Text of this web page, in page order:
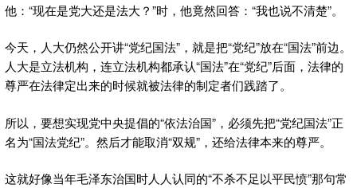
他：“现在是党大还是法大？”时，他竟然回答：“我也说不清楚”。
今天，人大仍然公开讲“党纪国法”，就是把“党纪”放在“国法”前边。
人大是立法机构，连立法机构都承认“国法”在“党纪”后面，法律的
尊严在法律定出来的时候就被法律的制定者们践踏了。
所以，要想实现党中央提倡的“依法治国”，必须先把“党纪国法”正
名为“国法党纪”。然后才能取消“双规”，还给法律本来的尊严。
这就好像当年毛泽东治国时人人认同的“不杀不足以平民愤”那句常